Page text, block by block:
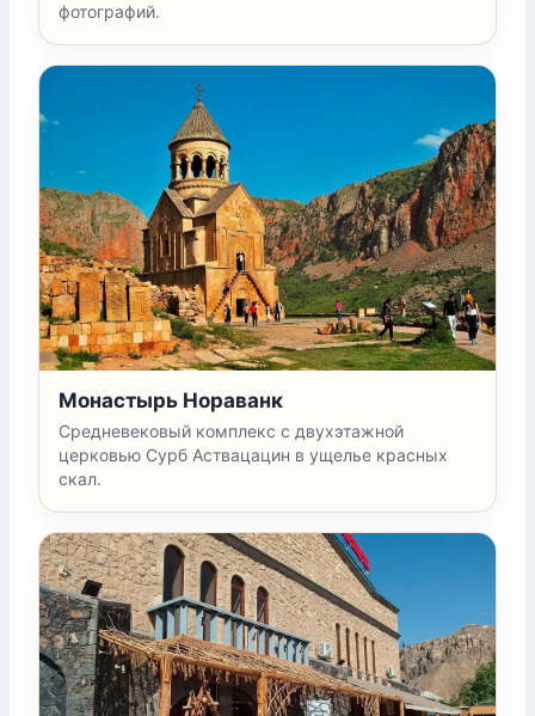
фотографий.
Монастырь Нораванк
Средневековый комплекс с двухэтажной
церковью Сурб Аствацацин в ущелье красных
скал.